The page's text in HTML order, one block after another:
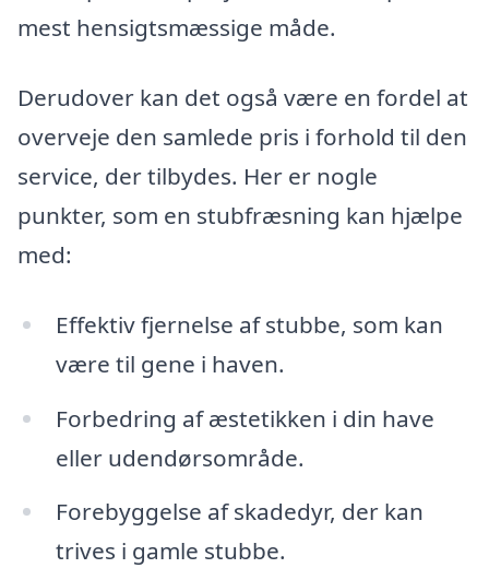
mest hensigtsmæssige måde.
Derudover kan det også være en fordel at
overveje den samlede pris i forhold til den
service, der tilbydes. Her er nogle
punkter, som en stubfræsning kan hjælpe
med:
Effektiv fjernelse af stubbe, som kan
være til gene i haven.
Forbedring af æstetikken i din have
eller udendørsområde.
Forebyggelse af skadedyr, der kan
trives i gamle stubbe.